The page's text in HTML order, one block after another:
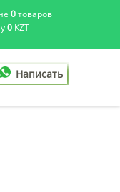
0товаров
0KZT
Написать